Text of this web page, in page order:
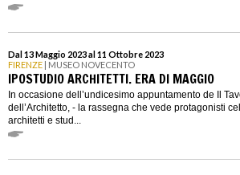
Dal 13 Maggio 2023 al 11 Ottobre 2023
FIRENZE | MUSEO NOVECENTO
IPOSTUDIO ARCHITETTI. ERA DI MAGGIO
In occasione dell’undicesimo appuntamento de Il
dell’Architetto, - la rassegna che vede protagonisti
architetti e stud...